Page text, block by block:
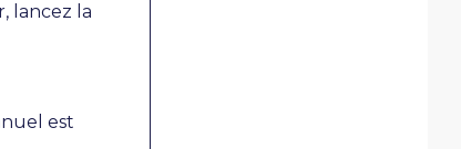
lancez la
est